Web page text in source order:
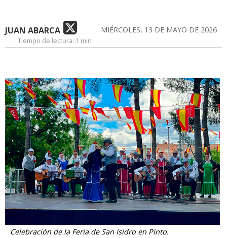
JUAN ABARCA MIÉRCOLES, 13 DE MAYO DE 2026
Tiempo de lectura: 1 min
Celebración de la Feria de San Isidro en Pinto.